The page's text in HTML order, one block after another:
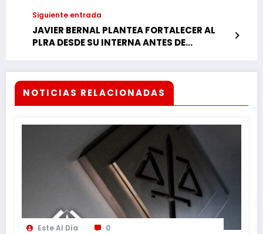
Siguiente entrada
JAVIER BERNAL PLANTEA FORTALECER AL
PLRA DESDE SU INTERNA ANTES DE
NOTICIAS RELACIONADAS
Este Al Día 0